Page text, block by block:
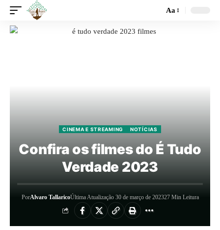
Aa
CINEMA E STREAMING NOTÍCIAS
Confira os filmes do É Tudo
Verdade 2023
PorAlvaro TallaricoÚltima Atualização 30 de março de 202327 Min Leitura